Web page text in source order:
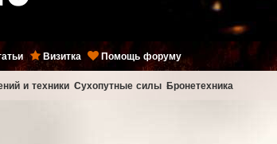
Визитка Помощь форуму
и техники Сухопутные силы Бронетехника